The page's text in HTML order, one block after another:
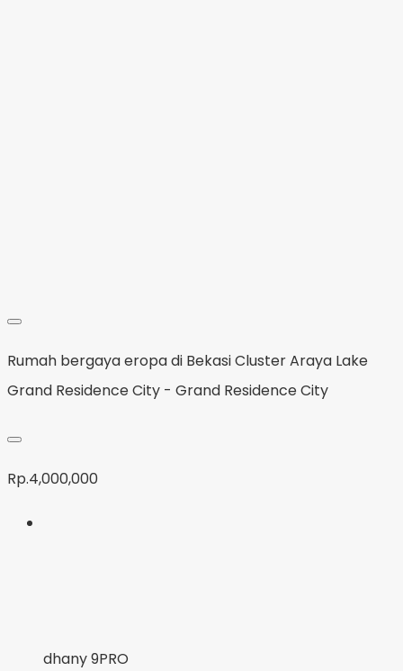
Rumah bergaya eropa di Bekasi Cluster Araya Lake
Grand Residence City - Grand Residence City
Rp.4,000,000
dhany 9PRO